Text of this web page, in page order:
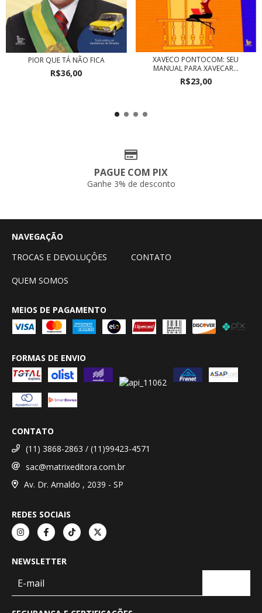
PIOR QUE TÁ NÃO FICA
R$36,00
XAVECO PONTOCOM: SEU
MANUAL PARA XAVECAR...
R$23,00
PAGUE COM PIX
Ganhe 3% de desconto
NAVEGAÇÃO
TROCAS E DEVOLUÇÔES
CONTATO
QUEM SOMOS
MEIOS DE PAGAMENTO
FORMAS DE ENVIO
CONTATO
(11) 3868-2863 / (11)99423-4571
sac@matrixeditora.com.br
Av. Dr. Arnaldo , 2039 - SP
REDES SOCIAIS
NEWSLETTER